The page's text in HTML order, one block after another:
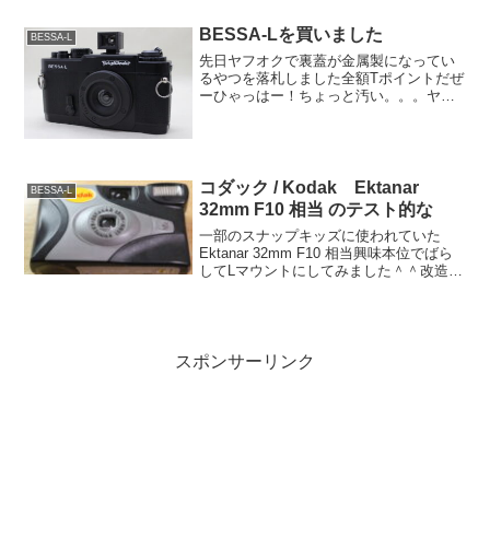
BESSA-L BESSA-Lを買いました
先日ヤフオクで裏蓋が金属製になってい
るやつを落札しました全額Tポイントだぜ
ーひゃっはー！ちょっと汚い。。。ヤフ
BESSA-L
コダック / Kodak Ektanar
32mm F10 相当 のテスト的な
一部のスナップキッズに使われていた
Ektanar 32mm F10 相当興味本位でばら
してLマウントにしてみました＾＾改造後
スポンサーリンク